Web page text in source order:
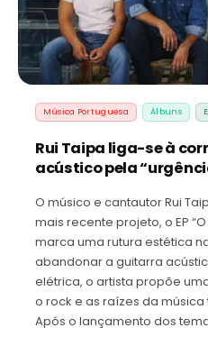
Música Portuguesa Álbuns
Rui Taipa liga-se à
acústico pela
O músico e cantautor Rui
mais recente projeto, o EP “O
marca uma rutura estética
abandonar a guitarra
elétrica, o artista propõe
o rock e as raízes da
Após o lançamento dos